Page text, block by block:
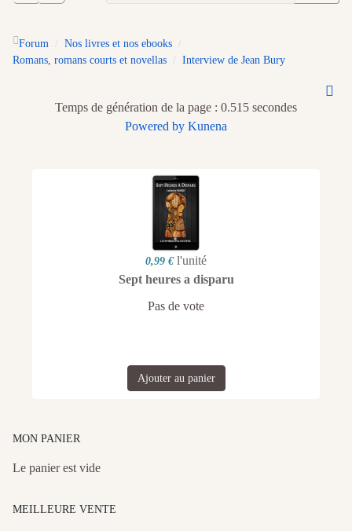
Forum
Nos livres et nos ebooks
Romans, romans courts et novellas
Interview de Jean Bury
Temps de génération de la page : 0.515 secondes
Powered by Kunena
0,99 € l'unité
Sept heures a disparu
Pas de vote
Ajouter au panier
MON PANIER
Le panier est vide
MEILLEURE VENTE